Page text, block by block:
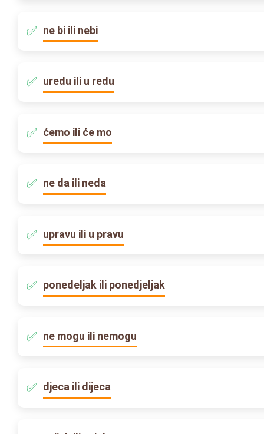
ne bi ili nebi
uredu ili u redu
ćemo ili će mo
ne da ili neda
upravu ili u pravu
ponedeljak ili ponedjeljak
ne mogu ili nemogu
djeca ili dijeca